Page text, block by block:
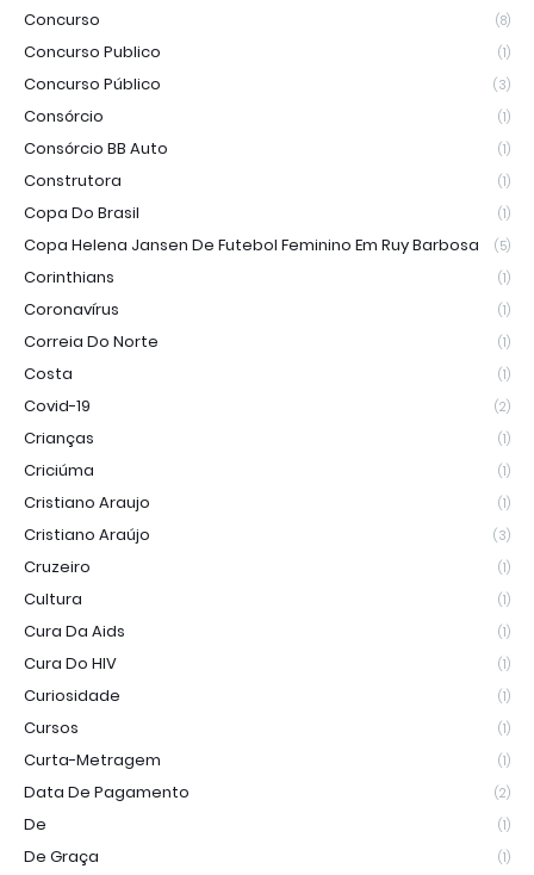
Concurso (8)
Concurso Publico (1)
Concurso Público (3)
Consórcio (1)
Consórcio BB Auto (1)
Construtora (1)
Copa Do Brasil (1)
Copa Helena Jansen De Futebol Feminino Em Ruy Barbosa (5)
Corinthians (1)
Coronavírus (1)
Correia Do Norte (1)
Costa (1)
Covid-19 (2)
Crianças (1)
Criciúma (1)
Cristiano Araujo (1)
Cristiano Araújo (3)
Cruzeiro (1)
Cultura (1)
Cura Da Aids (1)
Cura Do HIV (1)
Curiosidade (1)
Cursos (1)
Curta-Metragem (1)
Data De Pagamento (2)
De (1)
De Graça (1)